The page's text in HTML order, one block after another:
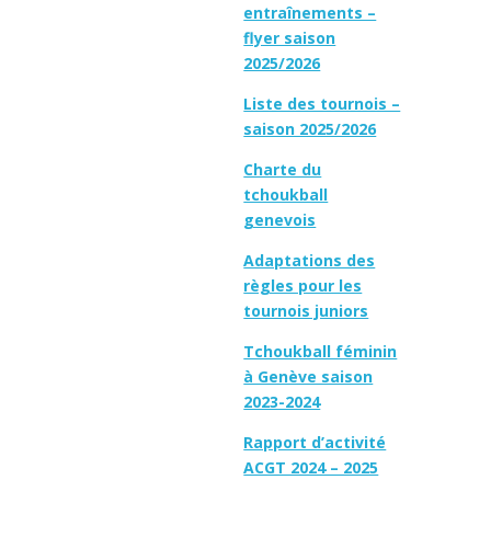
entraînements –
flyer saison
2025/2026
Liste des tournois –
saison 2025/2026
Charte du
tchoukball
genevois
Adaptations des
règles pour les
tournois juniors
Tchoukball féminin
à Genève saison
2023-2024
Rapport d’activité
ACGT 2024 – 2025